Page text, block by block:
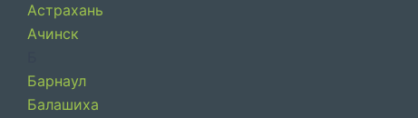
Астрахань
Ачинск
Барнаул
Балашиха